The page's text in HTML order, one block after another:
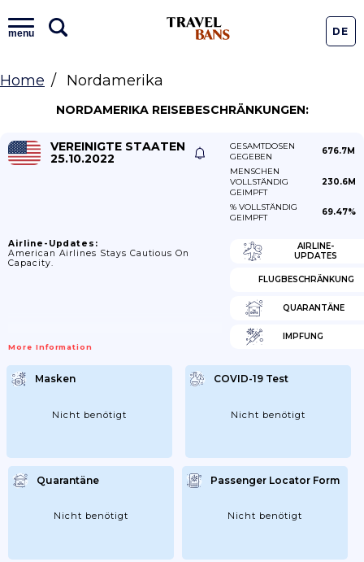
menu DE
Home Nordamerika
NORDAMERIKA REISEBESCHRÄNKUNGEN:
VEREINIGTE STAATEN
25.10.2022
GESAMTDOSEN
GEGEBEN
676.7M
MENSCHEN
VOLLSTÄNDIG
GEIMPFT
230.6M
% VOLLSTÄNDIG
GEIMPFT
69.47%
Airline-Updates:
American Airlines Stays Cautious On
Capacity.
More Information
AIRLINE-
UPDATES
FLUGBESCHRÄNKUNG
QUARANTÄNE
IMPFUNG
Masken
Nicht benötigt
COVID-19 Test
Nicht benötigt
Quarantäne
Nicht benötigt
Passenger Locator Form
Nicht benötigt